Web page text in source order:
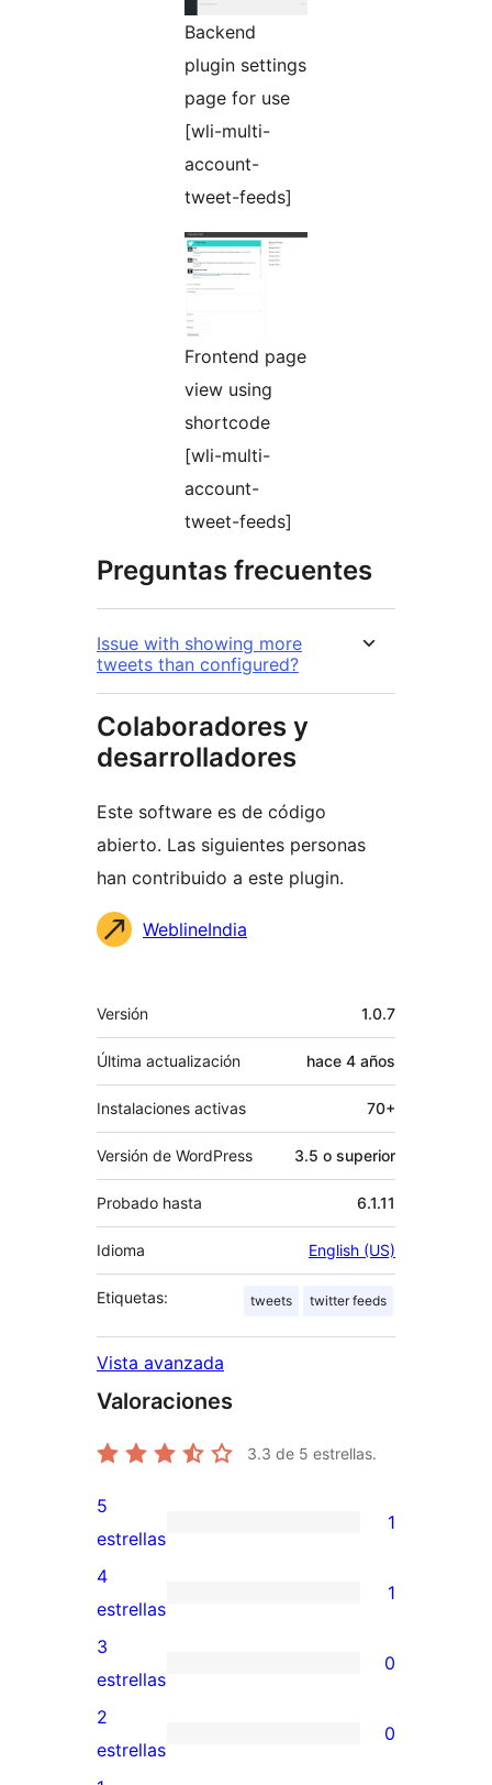
Backend
plugin settings
page for use
[wli-multi-
account-
tweet-feeds]
Frontend page
view using
shortcode
[wli-multi-
account-
tweet-feeds]
Preguntas frecuentes
Issue with showing more
tweets than configured?
Colaboradores y
desarrolladores
Este software es de código
abierto. Las siguientes personas
han contribuido a este plugin.
Colaboradores
WeblineIndia
Meta
Versión 1.0.7
Última actualización hace 4 años
Instalaciones activas 70+
Versión de WordPress 3.5 o superior
Probado hasta 6.1.11
Idioma English (US)
Etiquetas: tweets twitter feeds
Vista avanzada
Valoraciones
3.3 de 5 estrellas.
1
valoración
de
5
estrellas
5
estrellas
1
1
valoración
de
4
estrellas
4
estrellas
1
0
valoraciones
de
3
3
estrellas
0
0
2
estrellas
0